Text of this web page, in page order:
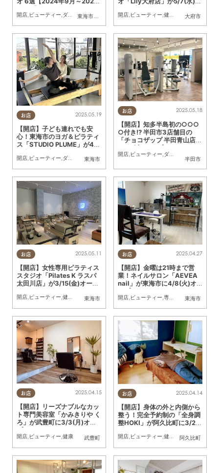
東海市
, 大府市 東浦町, 半田市
開店, ビューティー,ダイエット ,健康 習い事 大府市
開店, ビューティー,健康 おひとりさま
お店
東海市
2025.05.19
【開店】子ども連れでも安
心！東海市のヨガ＆ピラティ
ス「STUDIO PLUME」が4/2
2(火)オープン
開店, ビューティー,ダイエット ,健康 おひとりさま
お店
半田市
2025.05.18
【開店】知多半島初の○○○
○付き!? 半田市3店舗目の
「チョコザップ 半田青山店」
9/28(土)オープン
開店, ビューティー ダイエット
お店
東海市
2025.05.11
【開店】女性専用ピラティス
スタジオ「Pilates K ラスパ
太田川店」が3/15(金)オープ
開店, ビューティー,健康 おひとりさま
お店
東海市
2025.04.27
【開店】金曜は21時まで営
業！ネイルサロン「AEVEA
nail」が東海市に4/8(火)オ
ープン
開店, ビューティー 専門店 おひとりさま
お店
武豊町
2025.04.15
【開店】リーズナブルなカッ
ト専門美容室「かみきりや く
ろ」が武豊町に3/3(月)オー
プン
開店 ビューティー 健康
お店
阿久比町
2025.04.14
【開店】身体の外と内側から
整う！完全予約制の「全身調
整HOKI」が阿久比町に3/22
開店, ビューティー,健康 親子,おひとりさ